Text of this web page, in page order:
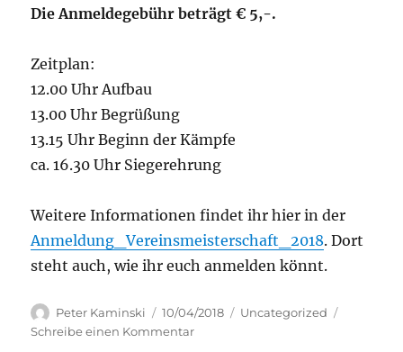
Die Anmeldegebühr beträgt € 5,-.
Zeitplan:
12.00 Uhr Aufbau
13.00 Uhr Begrüßung
13.15 Uhr Beginn der Kämpfe
ca. 16.30 Uhr Siegerehrung
Weitere Informationen findet ihr hier in der
Anmeldung_Vereinsmeisterschaft_2018. Dort
steht auch, wie ihr euch anmelden könnt.
Autor
Peter Kaminski
Veröffentlicht
am
10/04/2018 Kategorien
Uncategorized
Schreibe einen Kommentarzu